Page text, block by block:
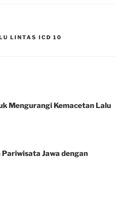
LINTAS ICD 10
Mengurangi Kemacetan Lalu
Pariwisata Jawa dengan